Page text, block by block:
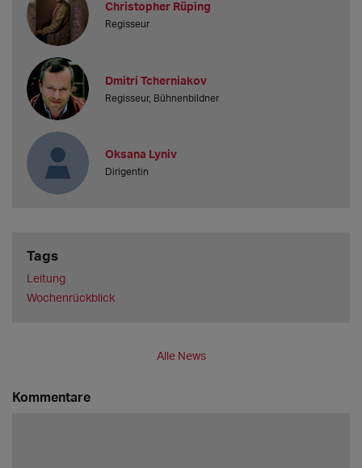
Christopher Rüping
Regisseur
Dmitri Tcherniakov
Regisseur, Bühnenbildner
Oksana Lyniv
Dirigentin
Tags
Leitung
Wochenrückblick
Alle News
Kommentare